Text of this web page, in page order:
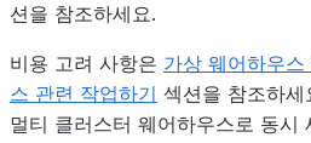
션을 참조하세요.
비용 고려 사항은 가상 웨어하우
스 관련 작업하기 섹션을 참조하세
멀티 클러스터 웨어하우스로 동시